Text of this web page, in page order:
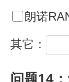
朗诺
其它：
问题14